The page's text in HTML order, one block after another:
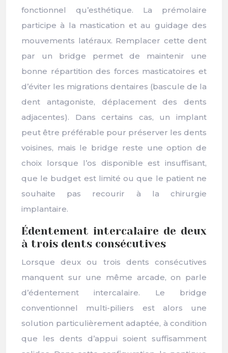
fonctionnel qu’esthétique. La prémolaire
participe à la mastication et au guidage des
mouvements latéraux. Remplacer cette dent
par un bridge permet de maintenir une
bonne répartition des forces masticatoires et
d’éviter les migrations dentaires (bascule de la
dent antagoniste, déplacement des dents
adjacentes). Dans certains cas, un implant
peut être préférable pour préserver les dents
voisines, mais le bridge reste une option de
choix lorsque l’os disponible est insuffisant,
que le budget est limité ou que le patient ne
souhaite pas recourir à la chirurgie
implantaire.
Édentement intercalaire de deux
à trois dents consécutives
Lorsque deux ou trois dents consécutives
manquent sur une même arcade, on parle
d’édentement intercalaire. Le bridge
conventionnel multi-piliers est alors une
solution particulièrement adaptée, à condition
que les dents d’appui soient suffisamment